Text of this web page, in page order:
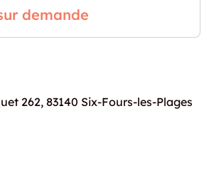
demande
262, 83140 Six-Fours-les-Plages